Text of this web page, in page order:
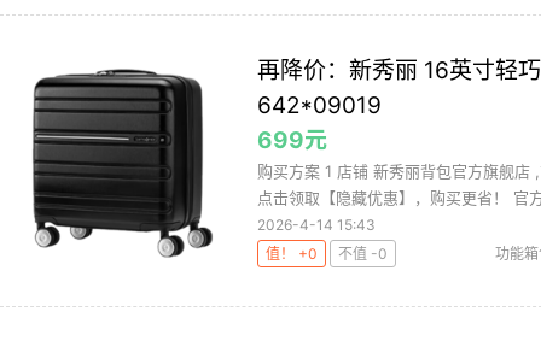
再降价：新秀丽 16英寸轻
642*09019
699元
购买方案 1 店铺 新秀丽背包官方旗舰
点击领取【隐藏优惠】，购买更省！ 官
2026-4-14 15:43
值！ +0
不值 -0 功能